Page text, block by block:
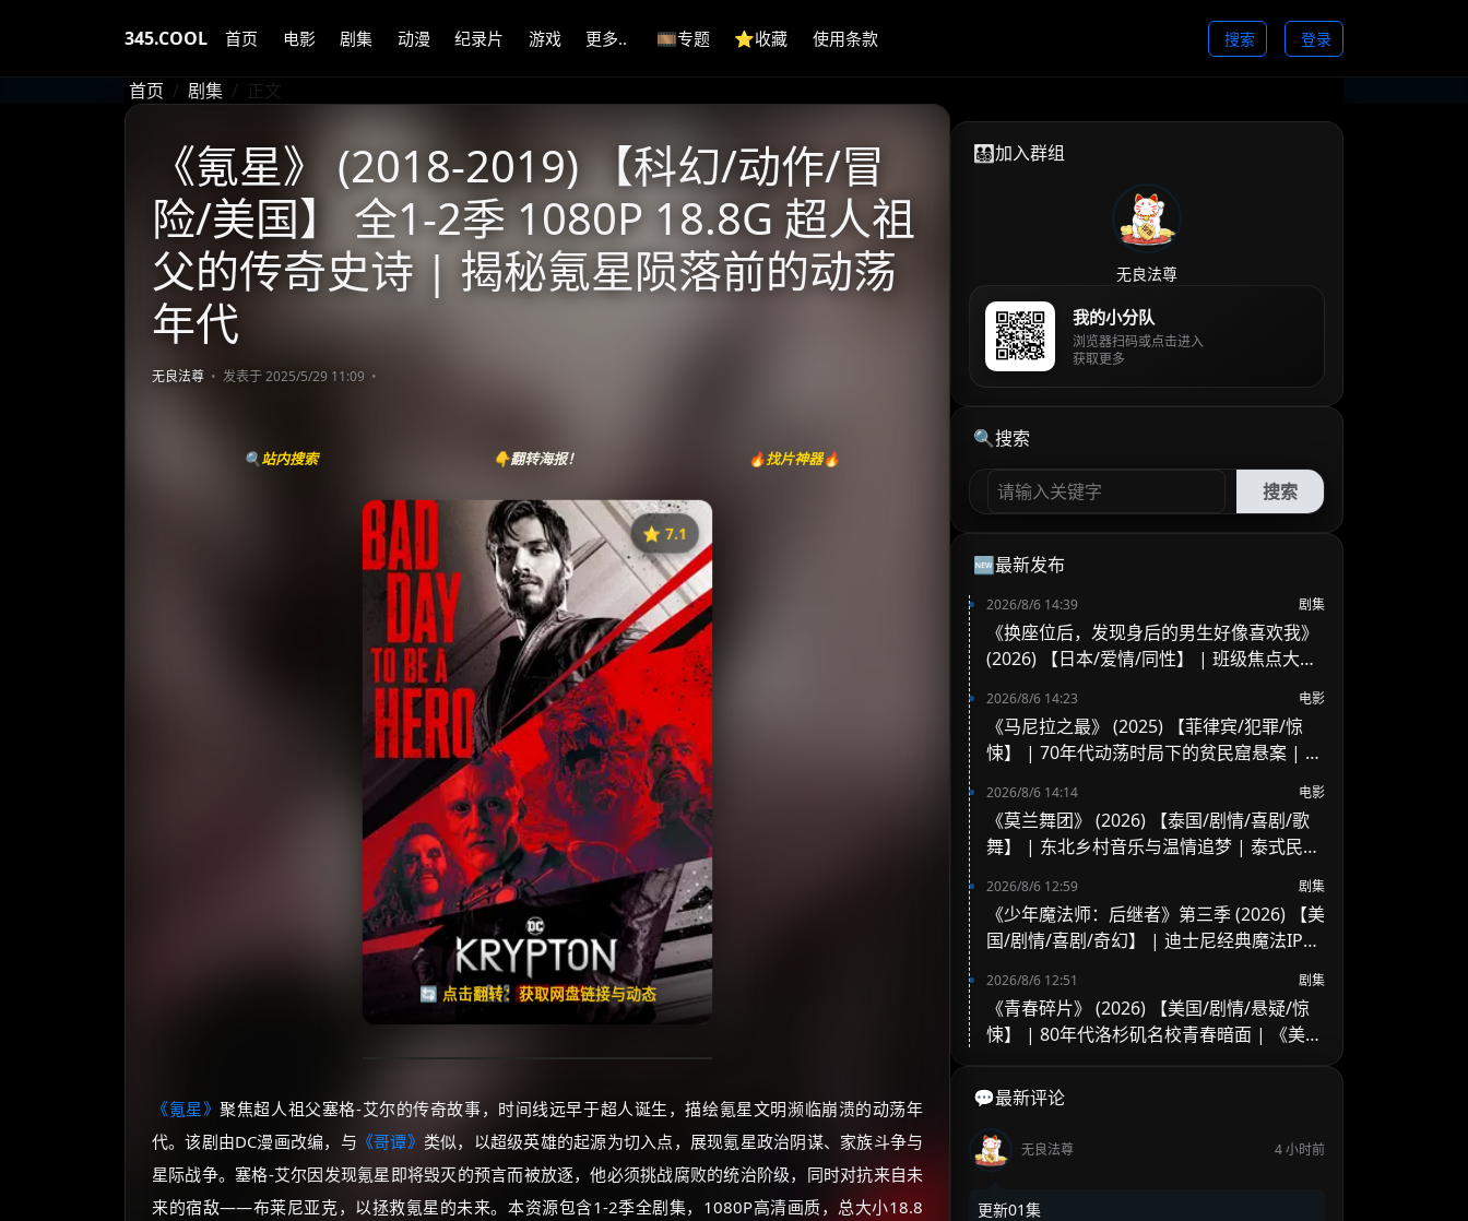
345.COOL 首页 电影 剧集 动漫 纪录片 游戏 更多.. 🎞️专题 ⭐️收藏 使用条款 搜索 登录
首页 剧集 正文
《氪星》 (2018-2019) 【科幻/动作/冒
险/美国】 全1-2季 1080P 18.8G 超人祖
父的传奇史诗 | 揭秘氪星陨落前的动荡
年代
无良法尊 发表于 2025/5/29 11:09
🔍站内搜索 👇翻转海报！ 🔥找片神器🔥
⭐️ 7.1
🔄 点击翻转：获取网盘链接与动态
《氪星》
⭐
收藏
⭐️ 评分：7.1 | 🎬 2018年
✅ 已完结
夸克网盘
失效请反馈
🧧️
天天领红包
《氪星》聚焦超人祖父塞格-艾尔的传奇故事，时间线远早于超人诞生，描绘氪星文明濒临崩溃的动荡年
代。该剧由DC漫画改编，与 《哥谭》 类似，以超级英雄的起源为切入点，展现氪星政治阴谋、家族斗争与
星际战争。塞格-艾尔因发现氪星即将毁灭的预言而被放逐，他必须挑战腐败的统治阶级，同时对抗来自未
来的宿敌——布莱尼亚克，以拯救氪星的未来。本资源包含1-2季全剧集，1080P高清画质，总大小18.8
👨‍👩‍👧‍👦加入群组
无良法尊
我的小分队
浏览器扫码或点击进入
获取更多
🔍搜索
搜索
🆕最新发布
2026/8/6 14:39 剧集
《换座位后，发现身后的男生好像喜欢我》
(2026) 【日本/爱情/同性】 | 班级焦点大帅
高甜校园BL
2026/8/6 14:23 电影
《马尼拉之最》 (2025) 【菲律宾/犯罪/惊
悚】 | 70年代动荡时局下的贫民窟悬案 | 菲
2026/8/6 14:14 电影
《莫兰舞团》 (2026) 【泰国/剧情/喜剧/歌
舞】 | 东北乡村音乐与温情追梦 | 泰式民谣
2026/8/6 12:59 剧集
《少年魔法师：后继者》第三季 (2026) 【美
国/剧情/喜剧/奇幻】 | 迪士尼经典魔法IP终
2026/8/6 12:51 剧集
《青春碎片》 (2026) 【美国/剧情/悬疑/惊
悚】 | 80年代洛杉矶名校青春暗面 | 《美国
💬最新评论
无良法尊 4 小时前
更新01集